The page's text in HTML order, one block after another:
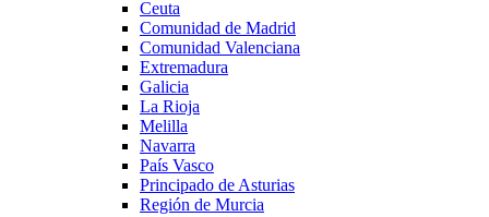
Ceuta
Comunidad de Madrid
Comunidad Valenciana
Extremadura
Galicia
La Rioja
Melilla
Navarra
País Vasco
Principado de Asturias
Región de Murcia